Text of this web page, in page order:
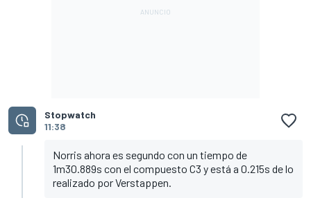
Stopwatch
11:38
Norris ahora es segundo con un tiempo de
1m30.889s con el compuesto C3 y está a 0.215s de lo
realizado por Verstappen.